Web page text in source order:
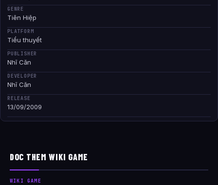
GENRE
Tiên Hiệp
PLATFORM
Tiểu thuyết
PUBLISHER
Nhĩ Căn
DEVELOPER
Nhĩ Căn
RELEASE
13/09/2009
DOC THEM WIKI GAME
WIKI GAME